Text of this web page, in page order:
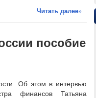
Читать далее»
пособие
Об этом в интервью
финансов Татьяна